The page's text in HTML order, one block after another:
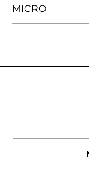
MICRO